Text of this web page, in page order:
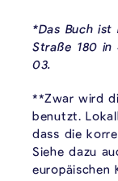
*Das Buch
Straße 180 in
03.
**Zwar wird
benutzt.
dass die
Siehe dazu
europäischen